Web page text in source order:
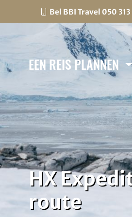
Bel BBI Travel 050
EEN REIS PLANNEN
HX
route